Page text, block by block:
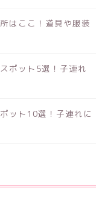
はここ！道具や服装
ポット5選！子連れ
ット10選！子連れに